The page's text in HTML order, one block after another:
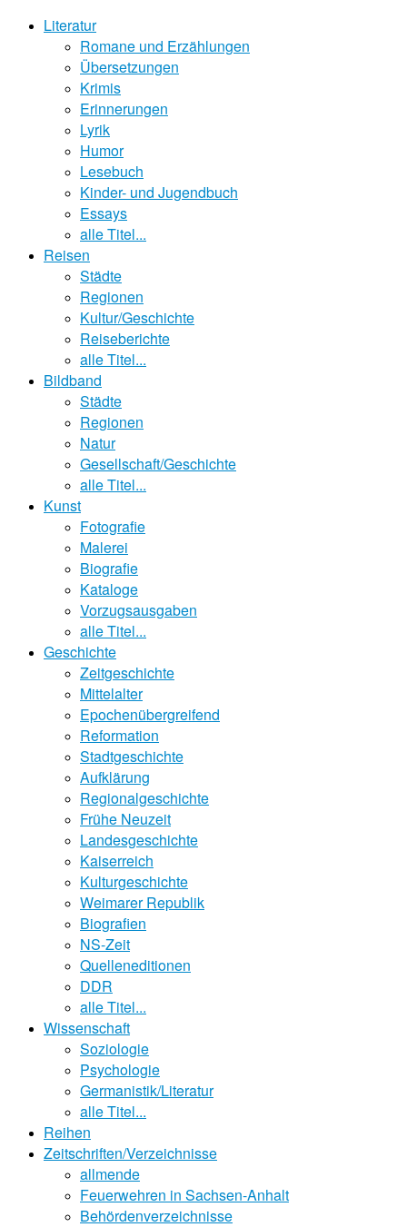
Literatur
Romane und Erzählungen
Übersetzungen
Krimis
Erinnerungen
Lyrik
Humor
Lesebuch
Kinder- und Jugendbuch
Essays
alle Titel...
Reisen
Städte
Regionen
Kultur/Geschichte
Reiseberichte
alle Titel...
Bildband
Städte
Regionen
Natur
Gesellschaft/Geschichte
alle Titel...
Kunst
Fotografie
Malerei
Biografie
Kataloge
Vorzugsausgaben
alle Titel...
Geschichte
Zeitgeschichte
Mittelalter
Epochenübergreifend
Reformation
Stadtgeschichte
Aufklärung
Regionalgeschichte
Frühe Neuzeit
Landesgeschichte
Kaiserreich
Kulturgeschichte
Weimarer Republik
Biografien
NS-Zeit
Quelleneditionen
DDR
alle Titel...
Wissenschaft
Soziologie
Psychologie
Germanistik/Literatur
alle Titel...
Reihen
Zeitschriften/Verzeichnisse
allmende
Feuerwehren in Sachsen-Anhalt
Behördenverzeichnisse